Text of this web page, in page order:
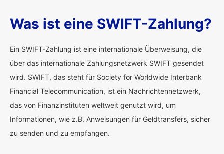
Was ist eine SWIFT-Zahlung?
Ein SWIFT-Zahlung ist eine internationale Überweisung, die
über das internationale Zahlungsnetzwerk SWIFT gesendet
wird. SWIFT, das steht für Society for Worldwide Interbank
Financial Telecommunication, ist ein Nachrichtennetzwerk,
das von Finanzinstituten weltweit genutzt wird, um
Informationen, wie z.B. Anweisungen für Geldtransfers, sicher
zu senden und zu empfangen.